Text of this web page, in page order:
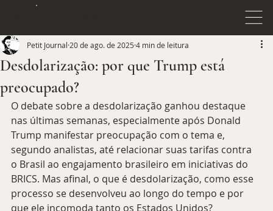
Desdolarização: por que Trump está
preocupado?
Petit Journal 20 de ago. de 2025 4 min de leitura
O debate sobre a desdolarização ganhou destaque
nas últimas semanas, especialmente após Donald
Trump manifestar preocupação com o tema e,
segundo analistas, até relacionar suas tarifas contra
o Brasil ao engajamento brasileiro em iniciativas do
BRICS. Mas afinal, o que é desdolarização, como esse
processo se desenvolveu ao longo do tempo e por
que ele incomoda tanto os Estados Unidos?